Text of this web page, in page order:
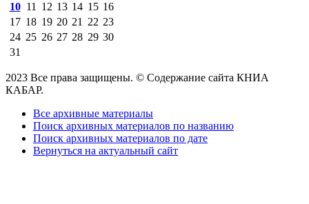
10 11 12 13 14 15 16
17 18 19 20 21 22 23
24 25 26 27 28 29 30
31
2023 Все права защищены. © Содержание сайта КНИА
КАБАР.
Все архивные материалы
Поиск архивных материалов по названию
Поиск архивных материалов по дате
Вернуться на актуальный сайт